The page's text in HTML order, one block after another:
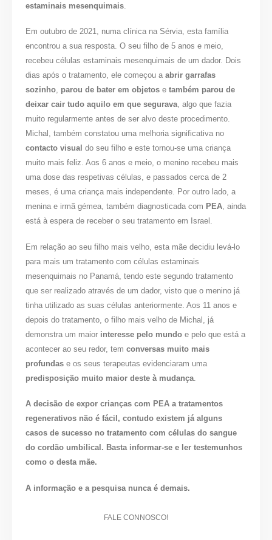
estaminais mesenquimais
Em outubro de 2021, numa clínica na Sérvia, esta família
encontrou a sua resposta. O seu filho de 5 anos e meio,
recebeu células estaminais mesenquimais de um dador. Dois
dias após o tratamento, ele começou aabrir garrafas
sozinho, parou de bater em objetos etambém parou de
deixar cair tudo aquilo em que segurava, algo que fazia
muito regularmente antes de ser alvo deste procedimento.
Michal, também constatou uma melhoria significativa no
contacto visual do seu filho e este tornou-se uma criança
muito mais feliz. Aos 6 anos e meio, o menino recebeu mais
uma dose das respetivas células, e passados cerca de 2
meses, é uma criança mais independente. Por outro lado, a
menina e irmã gémea, também diagnosticada com PEA, ainda
está à espera de receber o seu tratamento em Israel.
Em relação ao seu filho mais velho, esta mãe decidiu levá-lo
para mais um tratamento com células estaminais
mesenquimais no Panamá, tendo este segundo tratamento
que ser realizado através de um dador, visto que o menino já
tinha utilizado as suas células anteriormente. Aos 11 anos e
depois do tratamento, o filho mais velho de Michal, já
demonstra um maior interesse pelo mundo e pelo que está a
acontecer ao seu redor, temconversas muito mais
profundas e os seus terapeutas evidenciaram uma
predisposição muito maior deste à mudança
A decisão de expor crianças com PEA a tratamentos
regenerativos não é fácil, contudo existem já alguns
casos de sucesso no tratamento com células do sangue
do cordão umbilical. Basta informar-se e ler testemunhos
como o desta mãe.
A informação e a pesquisa nunca é demais.
FALE CONNOSCO!